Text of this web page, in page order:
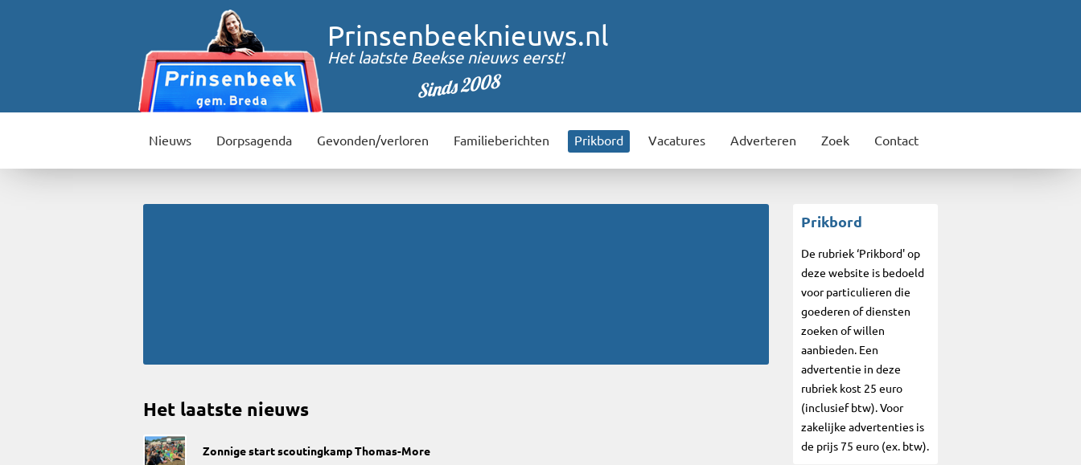
Prinsenbeeknieuws.nl
Het laatste Beekse nieuws eerst!
Sinds 2008
Nieuws Dorpsagenda Gevonden/verloren Familieberichten Prikbord Vacatures Adverteren Zoek Contact
Het laatste nieuws
Zonnige start scoutingkamp Thomas-More
Prikbord
De rubriek ‘Prikbord' op
deze website is bedoeld
voor particulieren die
goederen of diensten
zoeken of willen
aanbieden. Een
advertentie in deze
rubriek kost 25 euro
(inclusief btw). Voor
zakelijke advertenties is
de prijs 75 euro (ex. btw).